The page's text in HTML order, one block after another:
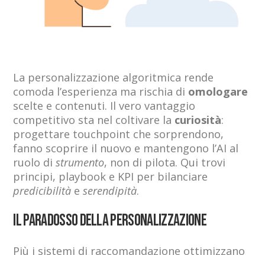
La personalizzazione algoritmica rende
comoda l’esperienza ma rischia di omologare
scelte e contenuti. Il vero vantaggio
competitivo sta nel coltivare la curiosità:
progettare touchpoint che sorprendono,
fanno scoprire il nuovo e mantengono l’AI al
ruolo distrumento, non di pilota. Qui trovi
principi, playbook e KPI per bilanciare
predicibilità eserendipità.
Il paradosso della personalizzazione
Più i sistemi di raccomandazione ottimizzano